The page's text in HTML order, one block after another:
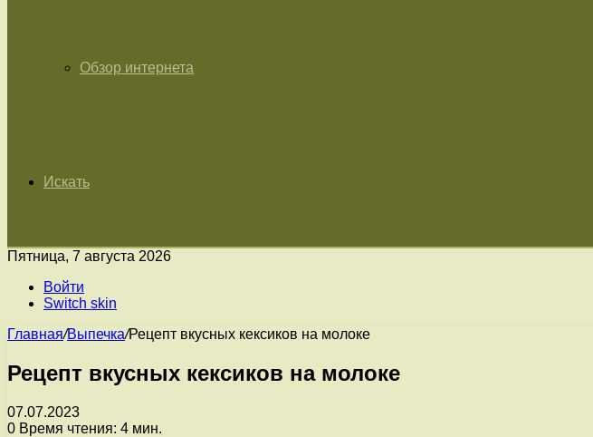
Обзор интернета
Искать
Пятница, 7 августа 2026
Войти
Switch skin
Главная/Выпечка/Рецепт вкусных кексиков на молоке
Рецепт вкусных кексиков на молоке
07.07.2023
0 Время чтения: 4 мин.